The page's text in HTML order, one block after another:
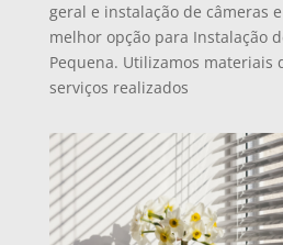
geral e instalação de câmeras
melhor opção para Instalação
Pequena. Utilizamos materiais
serviços realizados